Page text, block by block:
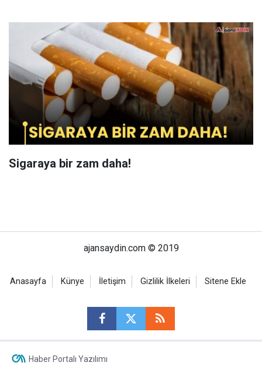
Sigaraya bir zam daha!
ajansaydin.com © 2019
Anasayfa Künye İletişim Gizlilik İlkeleri Sitene Ekle
Haber Portalı Yazılımı